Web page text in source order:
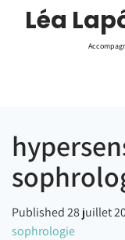
Léa
Published 28 juillet
sophrologie